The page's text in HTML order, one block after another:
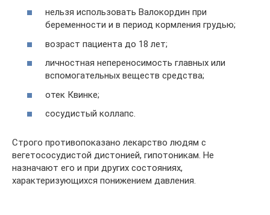
нельзя использовать Валокордин при
беременности и в период кормления грудью;
возраст пациента до 18 лет;
личностная непереносимость главных или
вспомогательных веществ средства;
отек Квинке;
сосудистый коллапс.
Строго противопоказано лекарство людям с
вегетососудистой дистонией, гипотоникам. Не
назначают его и при других состояниях,
характеризующихся понижением давления.